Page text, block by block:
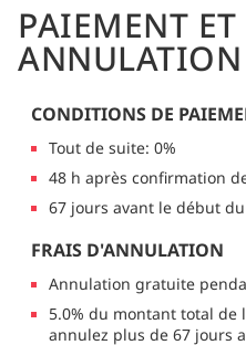
PAIEMENT ET
ANNULATION
CONDITIONS DE
Tout de suite: 0%
48 h après confirmation
67 jours avant le début du
FRAIS D'ANNULATION
Annulation gratuite
5.0% du montant total de
annulez plus de 67 jours